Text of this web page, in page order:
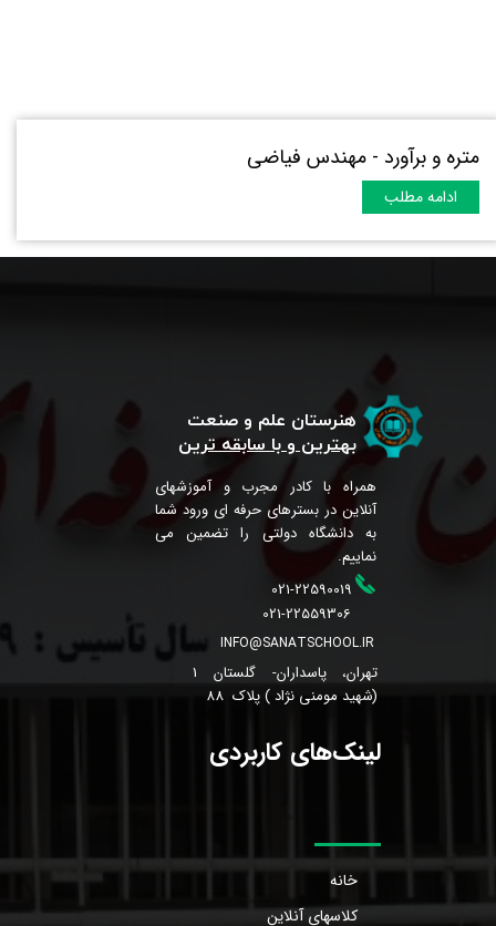
متره و برآورد - مهندس فیاضی
ادامه مطلب
هنرستان علم و صنعت
بهترین و با سابقه ترین
همراه با کادر مجرب و آموزشهای
آنلاین در بسترهای حرفه ای ورود شما
به دانشگاه دولتی را تضمین می
نماییم.
021-22559306
INFO@SANATSCHOOL.IR
تهران، پاسداران- گلستان 1
(شهید مومنی نژاد ) پلاک 88
021-22590019
لینک‌های کاربردی
خانه
کلاسهای آنلاین